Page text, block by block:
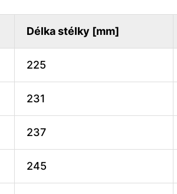
Délka stélky [mm]
225
231
237
245